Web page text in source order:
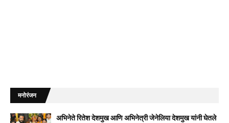
मनोरंजन
अभिनेते रितेश देशमुख आणि अभिनेत्री जेनेलिया देशमुख यांनी घेतले